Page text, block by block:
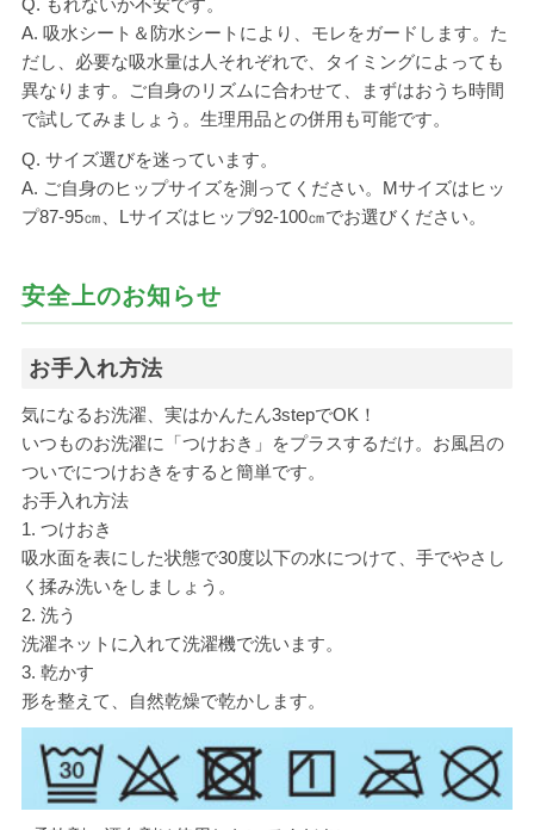
Q. もれないか不安です。
A. 吸水シート＆防水シートにより、モレをガードします。た
だし、必要な吸水量は人それぞれで、タイミングによっても
異なります。ご自身のリズムに合わせて、まずはおうち時間
で試してみましょう。生理用品との併用も可能です。
Q. サイズ選びを迷っています。
A. ご自身のヒップサイズを測ってください。Mサイズはヒッ
プ87-95㎝、Lサイズはヒップ92-100㎝でお選びください。
安全上のお知らせ
お手入れ方法
気になるお洗濯、実はかんたん3stepでOK！
いつものお洗濯に「つけおき」をプラスするだけ。お風呂の
ついでにつけおきをすると簡単です。
お手入れ方法
1. つけおき
吸水面を表にした状態で30度以下の水につけて、手でやさし
く揉み洗いをしましょう。
2. 洗う
洗濯ネットに入れて洗濯機で洗います。
3. 乾かす
形を整えて、自然乾燥で乾かします。